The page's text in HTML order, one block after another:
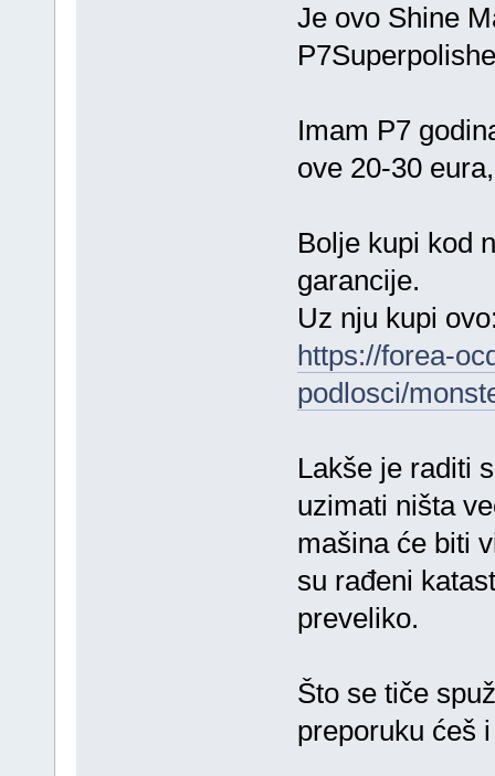
Je ovo Shine
Imam P7
ove 20-30
Bolje kupi kod
garancije.
Uz nju kupi
https://forea-
podlosci/
Lakše je raditi
uzimati ništa
mašina će biti
su rađeni
preveliko.
Što se tiče
preporuku ćeš